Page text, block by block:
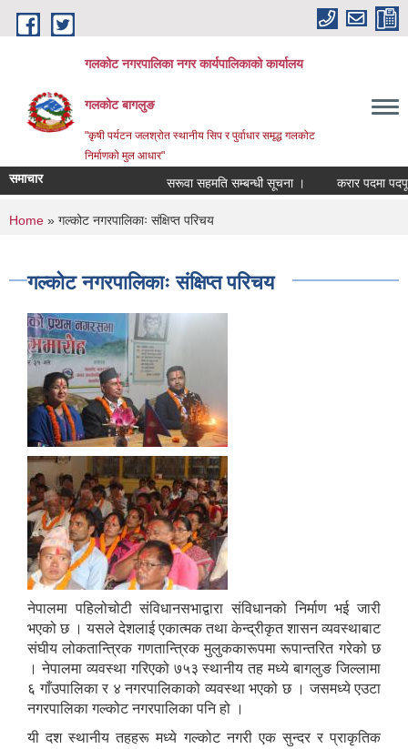
Skip to main content
गलकोट नगरपालिका नगर कार्यपालिकाको कार्यालय
गलकोट बागलुङ
"कृषी पर्यटन जलश्रोत स्थानीय सिप र पुर्वाधार समृद्ध गलकोट
निर्माणको मुल आधार"
समाचार सरूवा सहमति सम्बन्धी सूचना । करार पदमा
You are here
Home » गल्कोट नगरपालिकाः संक्षिप्त परिचय
गल्कोट नगरपालिकाः संक्षिप्त परिचय
नेपालमा पहिलोचोटी संविधानसभाद्वारा संविधानको निर्माण भई जारी
भएको छ । यसले देशलाई एकात्मक तथा केन्द्रीकृत शासन व्यवस्थाबाट
संघीय लोकतान्त्रिक गणतान्त्रिक मुलुककारूपमा रूपान्तरित गरेको छ
। नेपालमा व्यवस्था गरिएको ७५३ स्थानीय तह मध्ये बागलुङ जिल्लामा
६ गाँउपालिका र ४ नगरपालिकाको व्यवस्था भएको छ । जसमध्ये एउटा
नगरपालिका गल्कोट नगरपालिका पनि हो ।
यी दश स्थानीय तहहरू मध्ये गल्कोट नगरी एक सुन्दर र प्राकृतिक